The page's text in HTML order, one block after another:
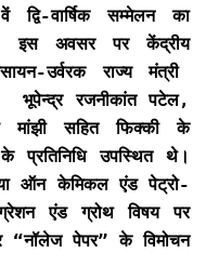
वार्षिक सम्मेलन का
इस अवसर पर केंद्रीय
उर्वरक राज्य मंत्री
भूपेन्द्र रजनीकांत पटेल,
सहित फिक्की के
के प्रतिनिधि उपस्थित थे।
ऑन केमिकल एंड पेट्रो-
एंड ग्रोथ विषय पर
“नॉलेज पेपर” के विमोचन